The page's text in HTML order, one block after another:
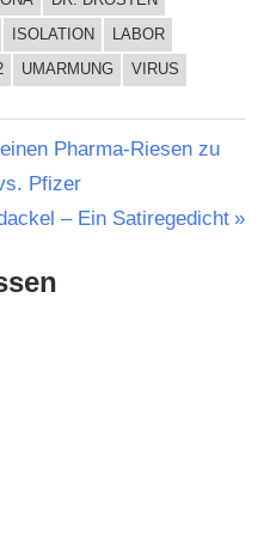
ISOLATION
LABOR
UMARMUNG VIRUS
Pharma-Riesen zu
Pfizer
– Ein Satiregedicht